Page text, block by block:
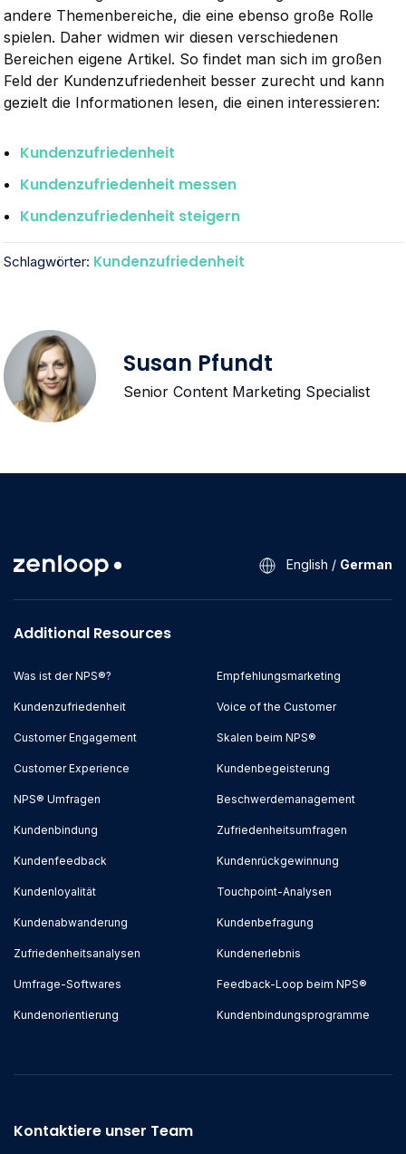
andere Themenbereiche, die eine ebenso große Rolle
spielen. Daher widmen wir diesen verschiedenen
Bereichen eigene Artikel. So findet man sich im großen
Feld der Kundenzufriedenheit besser zurecht und kann
gezielt die Informationen lesen, die einen interessieren:
Kundenzufriedenheit
Kundenzufriedenheit messen
Kundenzufriedenheit steigern
Schlagwörter: Kundenzufriedenheit
Susan Pfundt
Senior Content Marketing Specialist
English / German
Additional Resources
Was ist der NPS®?
Kundenzufriedenheit
Customer Engagement
Customer Experience
NPS® Umfragen
Kundenbindung
Empfehlungsmarketing
Voice of the Customer
Skalen beim NPS®
Kundenbegeisterung
Beschwerdemanagement
Zufriedenheitsumfragen
Kundenfeedback
Kundenloyalität
Kundenabwanderung
Zufriedenheitsanalysen
Umfrage-Softwares
Kundenorientierung
Kundenrückgewinnung
Touchpoint-Analysen
Kundenbefragung
Kundenerlebnis
Feedback-Loop beim NPS®
Kundenbindungsprogramme
Kontaktiere unser Team